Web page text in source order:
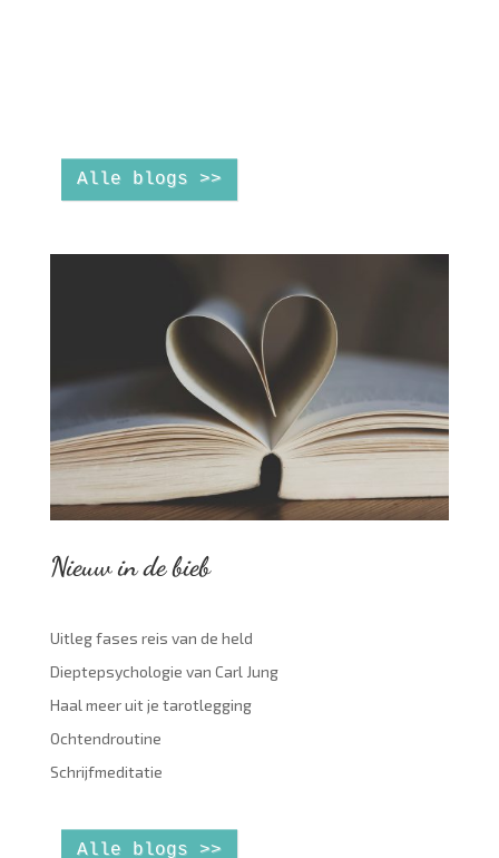
Alle blogs >>
Nieuw in de bieb
Uitleg fases reis van de held
Dieptepsychologie van Carl Jung
Haal meer uit je tarotlegging
Ochtendroutine
Schrijfmeditatie
Alle blogs >>